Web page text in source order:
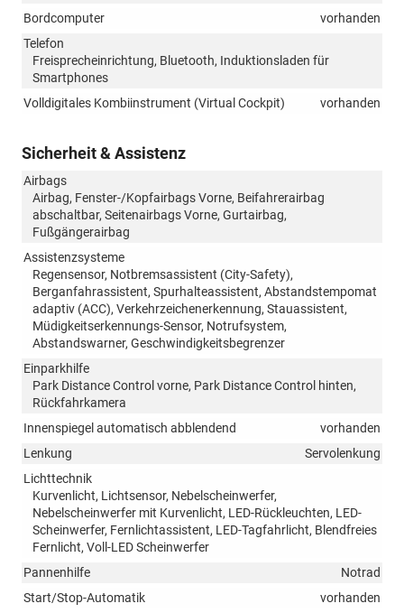
Bordcomputer
vorhanden
Telefon
Freisprecheinrichtung, Bluetooth, Induktionsladen für
Smartphones
Volldigitales Kombiinstrument (Virtual Cockpit)
vorhanden
Sicherheit & Assistenz
Airbags
Airbag, Fenster-/Kopfairbags Vorne, Beifahrerairbag
abschaltbar, Seitenairbags Vorne, Gurtairbag,
Fußgängerairbag
Assistenzsysteme
Regensensor, Notbremsassistent (City-Safety),
Berganfahrassistent, Spurhalteassistent, Abstandstempomat
adaptiv (ACC), Verkehrzeichenerkennung, Stauassistent,
Müdigkeitserkennungs-Sensor, Notrufsystem,
Abstandswarner, Geschwindigkeitsbegrenzer
Einparkhilfe
Park Distance Control vorne, Park Distance Control hinten,
Rückfahrkamera
Innenspiegel automatisch abblendend
vorhanden
Lenkung
Servolenkung
Lichttechnik
Kurvenlicht, Lichtsensor, Nebelscheinwerfer,
Nebelscheinwerfer mit Kurvenlicht, LED-Rückleuchten, LED-
Scheinwerfer, Fernlichtassistent, LED-Tagfahrlicht, Blendfreies
Fernlicht, Voll-LED Scheinwerfer
Pannenhilfe
Notrad
Start/Stop-Automatik
vorhanden